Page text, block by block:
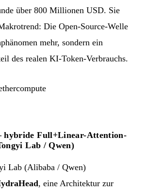
über 800 Millionen USD. Sie
Die Open-Source-Welle
mehr, sondern ein
des realen KI-Token-Verbrauchs.
Full+Linear-Attention-
Lab / Qwen)
Lab (Alibaba / Qwen)
, eine Architektur zur